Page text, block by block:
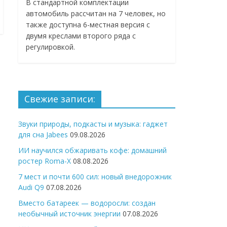
В стандартной комплектации
автомобиль рассчитан на 7 человек, но
также доступна 6-местная версия с
двумя креслами второго ряда с
регулировкой.
Свежие записи:
Звуки природы, подкасты и музыка: гаджет
для сна Jabees 09.08.2026
ИИ научился обжаривать кофе: домашний
ростер Roma-X 08.08.2026
7 мест и почти 600 сил: новый внедорожник
Audi Q9 07.08.2026
Вместо батареек — водоросли: создан
необычный источник энергии 07.08.2026